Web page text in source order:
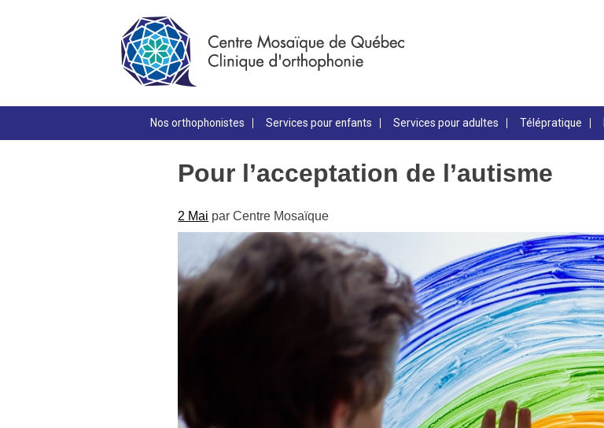
Nos orthophonistes Services pour enfants Services pour adultes Télépratique
Pour l’acceptation de l’autisme
2 Mai parCentre Mosaïque